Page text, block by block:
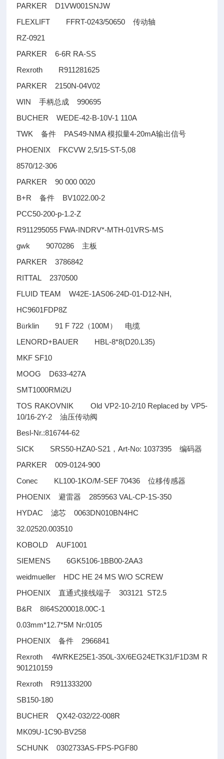
PARKER D1VW001SNJW
FLEXLIFT FFRT-0243/50650传动轴
RZ-0921
PARKER 6-6R RA-SS
Rexroth R911281625
PARKER 2150N-04V02
WIN手柄总成 990695
BUCHER WEDE-42-B-10V-1 110A
TWK备件 PAS49-NMA模拟量4-20mA输出信号
PHOENIX FKCVW 2,5/15-ST-5,08
8570/12-306
PARKER 90 000 0020
B+R备件 BV1022.00-2
PCC50-200-p-1.2-Z
R911295055 FWA-INDRV*-MTH-01VRS-MS
gwk 9070286 主板
PARKER 3786842
RITTAL 2370500
FLUID TEAM W42E-1AS06-24D-01-D12-NH,
HC9601FDP8Z
Bürklin 91 F 722 （100M） 电缆
LENORD+BAUER HBL-8*8(D20.L35)
MKF SF10
MOOG D633-427A
SMT1000RMi2U
TOS RAKOVNIK Old VP2-10-2/10 Replaced by VP5-
10/16-2Y-2油压传动阀
Besl-Nr.:816744-62
SICK SRS50-HZA0-S21 ，Art-No: 1037395编码器
PARKER 009-0124-900
Conec KL100-1KO/M-SEF 70436位移传感器
PHOENIX避雷器
2859563 VAL-CP-1S-350
HYDAC滤芯 0063DN010BN4HC
32.02520.003510
KOBOLD AUF1001
SIEMENS 6GK5106-1BB00-2AA3
weidmueller HDC HE 24 MS W/O SCREW
PHOENIX直通式接线端子 303121 ST2.5
B&R 8I64S200018.00C-1
0.03mm*12.7*5M Nr:0105
PHOENIX备件 2966841
Rexroth 4WRKE25E1-350L-3X/6EG24ETK31/F1D3M R
901210159
Rexroth R911333200
SB150-180
BUCHER QX42-032/22-008R
MK09U-1C90-BV258
SCHUNK 0302733AS-FPS-PGF80